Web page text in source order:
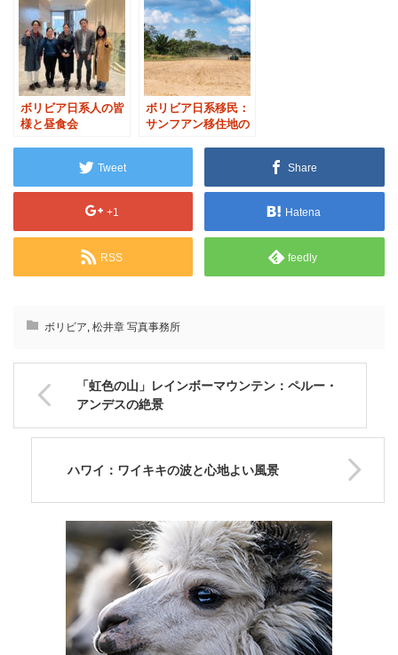
ボリビア日系人の皆
様と昼食会
ボリビア日系移民：
サンフアン移住地の
Tweet Share
+1 Hatena
RSS feedly
ボリビア, 松井章 写真事務所
「虹色の山」レインボーマウンテン：ペルー・
アンデスの絶景
ハワイ：ワイキキの波と心地よい風景